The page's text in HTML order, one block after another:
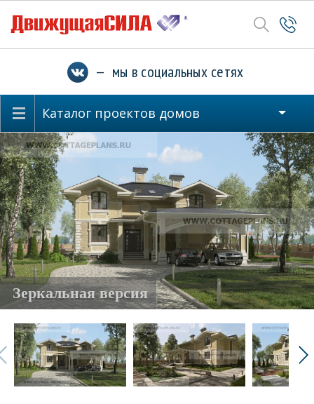
— мы в социальных сетях
Каталог проектов домов
Зеркальная версия